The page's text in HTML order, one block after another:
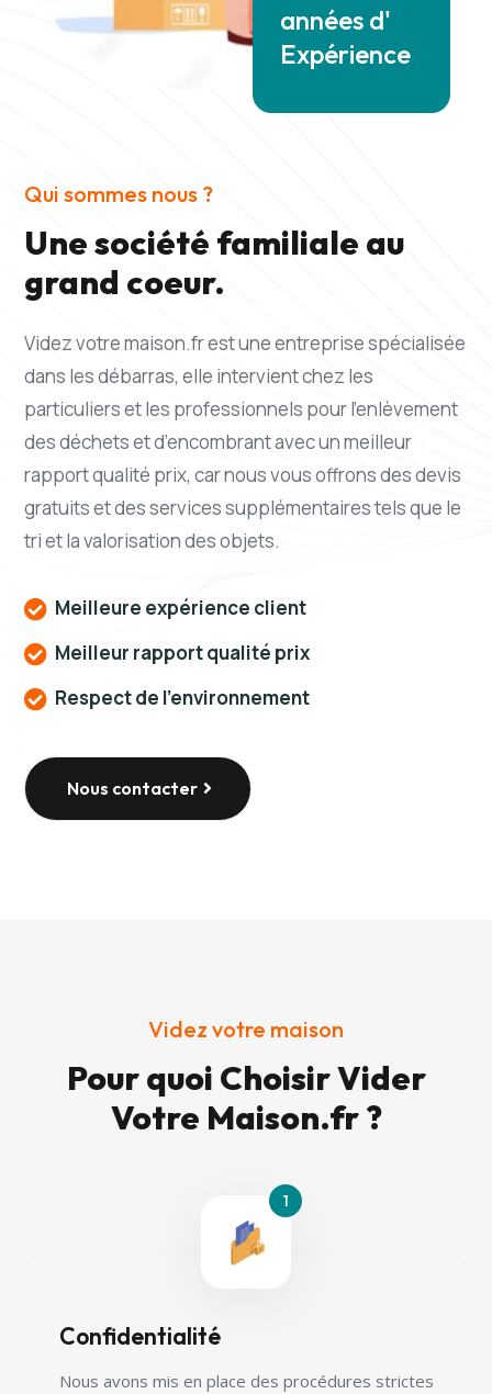
années d'
Expérience
Qui sommes nous ?
Une société familiale au
grand coeur.
Videz votre maison.fr est une entreprise spécialisée
dans les débarras, elle intervient chez les
particuliers et les professionnels pour l’enlèvement
des déchets et d’encombrant avec un meilleur
rapport qualité prix, car nous vous offrons des devis
gratuits et des services supplémentaires tels que le
tri et la valorisation des objets.
 Meilleure expérience client
 Meilleur rapport qualité prix
 Respect de l'environnement
Nous contacter
Videz votre maison
Pour quoi Choisir Vider
Votre Maison.fr ?
Confidentialité
Nous avons mis en place des procédures strictes